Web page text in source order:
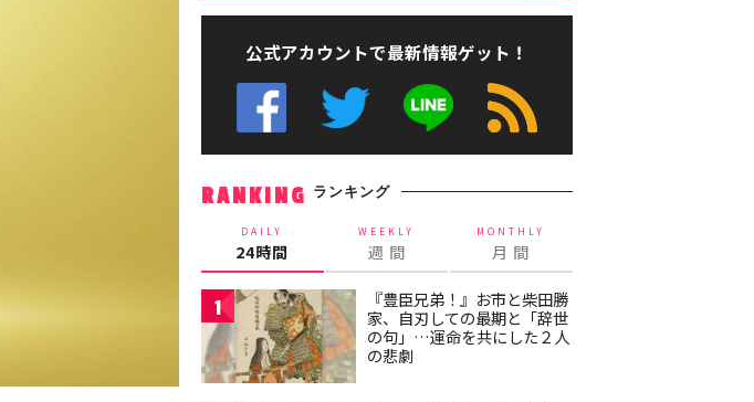
公式アカウントで最新情報ゲット！
RANKING ランキング
DAILY
24時間
WEEKLY
週 間
MONTHLY
月 間
1
『豊臣兄弟！』お市と柴田勝
家、自刃しての最期と「辞世
の句」…運命を共にした２人
の悲劇